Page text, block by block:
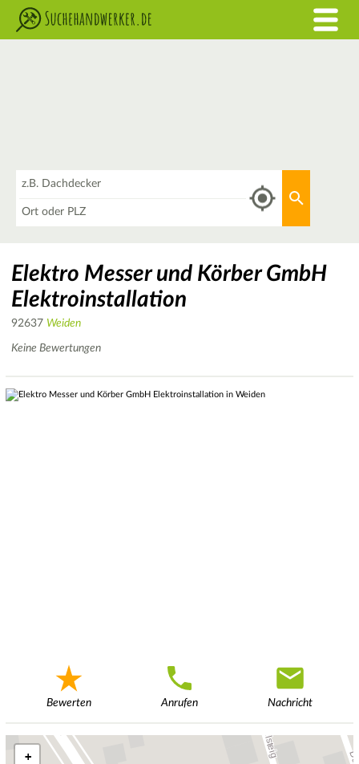
Elektro Messer und Körber GmbH
Elektroinstallation
92637 Weiden
Keine Bewertungen
Bewerten Anrufen Nachricht
+